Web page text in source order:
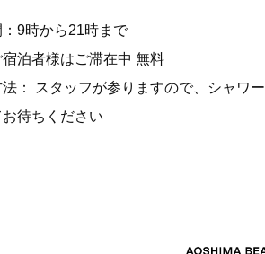
9時から21時まで
泊者様はご滞在中 無料
法： スタッフが参りますので、シャワ
待ちください